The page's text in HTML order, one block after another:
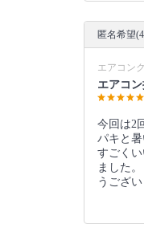
匿名希望
エアコン
エアコ
今回は2
パキと
すごく
ました
うござ